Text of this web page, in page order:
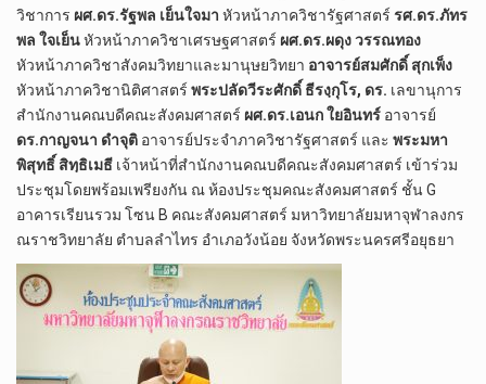
วิชาการ ผศ.ดร.รัฐ​พล​ เย็น​ใจมา​ หัวหน้า​ภาควิชา​รัฐศาสตร์​ รศ.ดร.ภัทร​
พล​ ใจเย็น​ หัวหน้า​ภาควิชา​เ​ศร​ษ​ฐ​ศาสตร์​ ผศ.ดร.ผดุง​ วรรณ​ทอง
หัวหน้า​ภาควิชา​สังคมวิทยา​และ​มานุษ​ยวิทยา​ อาจารย์​สมศักดิ์​ สุก​เพ็ง
หัวหน้า​ภาควิชา​นิติศาสตร์​ พระปลัดวี​ระ​ศักดิ์​ ธี​รง​ฺ​กุโร, ดร. ​ เลขานุการ​
สำนักงาน​คณบดี​คณะ​สังคม​ศาสตร์​ ผศ.ดร.เอนก​ ใย​อินทร์​ อาจารย์​
ดร.กาญจนา​ ดำ​จุติ ​ อาจารย์​ประจำ​ภาควิชา​รัฐศาสตร์​ และ​ พระมหา
พิสุทธิ์​ สิท​ฺ​ธิ​เมธี​ เจ้า​หน้าที่​สำนักงาน​คณบดี​คณะ​สังคม​ศาสตร์​ เข้าร่วม​
ประชุม​โดย​พร้อม​เพรียง​กัน​ ณ ห้องประชุมคณะสังคมศาสตร์ ชั้น G​
อาคารเรียน​รวม​ โซน B คณะสังคม​ศาสตร์​ มหาวิทยาลัยมหาจุฬาลงกร
ณราชวิทยาลัย ตำบลลำไทร อำเภอวังน้อย จังหวัดพระนครศรีอยุธยา